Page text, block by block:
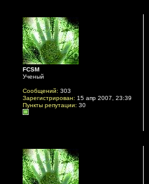
FCSM
Ученый
Сообщений: 303
Зарегистрирован: 15 апр 2007, 23:39
Пункты репутации: 30